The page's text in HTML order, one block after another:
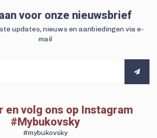
voor onze nieuwsbrief
updates, nieuws en aanbiedingen via e-
mail
en volg ons op Instagram
#Mybukovsky
#mybukovsky